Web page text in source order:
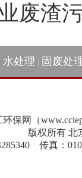
废渣
水处理 | 固废处
环保网（
版权所有 北
传真：